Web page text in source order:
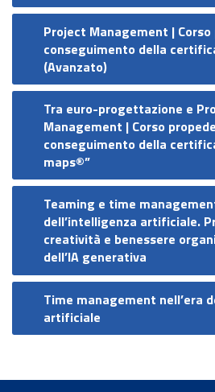
Project Management |
conseguimento della
(Avanzato)
Tra euro-progettazione e
Management | Corso
conseguimento della
maps®”
Teaming e time
dell’intelligenza artificiale.
creatività e benessere
dell’IA generativa
Time management nell’era
artificiale